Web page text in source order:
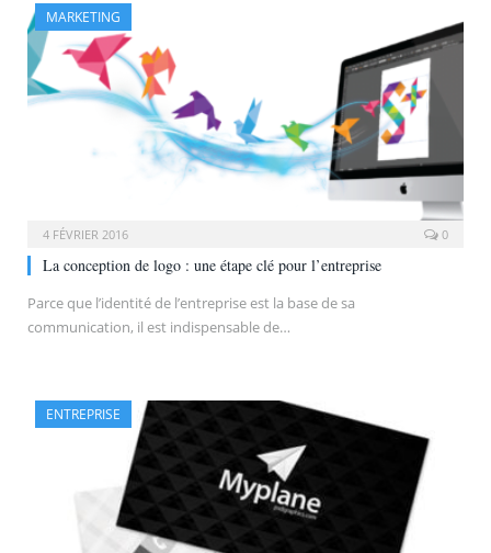
MARKETING
4 FÉVRIER 2016 0
La conception de logo : une étape clé pour l’entreprise
Parce que l’identité de l’entreprise est la base de sa
communication, il est indispensable de…
ENTREPRISE